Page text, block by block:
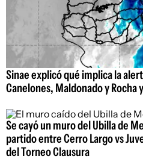
Sinae explicó qué implica la
Canelones, Maldonado y Rocha
Se cayó un muro del Ubilla de
partido entre Cerro Largo vs
del Torneo Clausura